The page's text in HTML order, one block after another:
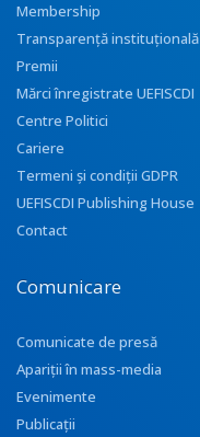
Membership
Transparenţă instituţională
Premii
Mărci înregistrate UEFISCDI
Centre Politici
Cariere
Termeni și condiții GDPR
UEFISCDI Publishing House
Contact
Comunicare
Comunicate de presă
Apariţii în mass-media
Evenimente
Publicații